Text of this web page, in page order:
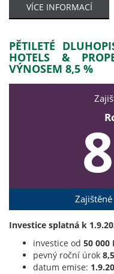
VÍCE INFORMACÍ
PĚTILETÉ
HOTELS &
VÝNOSEM 8,5 %
Investice splatná k
investice od 50 000
pevný roční úrok
datum emise: